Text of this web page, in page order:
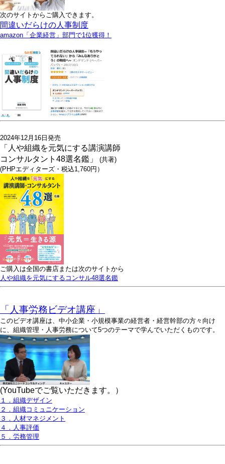
次のサイトからご購入できます。
間違いだらけの人事制度
amazon「企業経営」部門で1位獲得！
2024年12月16日発売
「人や組織を元気にする講演講師
コンサルタント48選名鑑」 (共著)
(PHPエディターズ・税込1,760円）
ご購入は全国の書店または次のサイトから
人や組織を元気にするコンサル48選名鑑
「人事労務ビデオ講座」
このビデオ講座は、中小企業・小規模事業の経営者・経営幹部の方々向け
に、組織管理・人事労務について5つのテーマで学んでいただくものです。
(YouTubeでご覧いただきます。）
１．組織デザイン
２．組織コミュニケーション
３．人材マネジメント
４．人事評価
５．労務管理